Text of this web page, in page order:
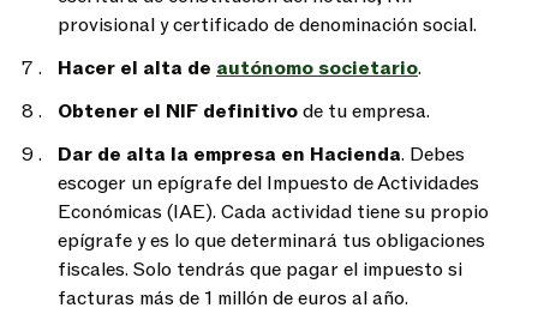
provisional y certificado de denominación social.
Hacer el alta de autónomo societario.
Obtener el NIF definitivode tu empresa.
Dar de alta la empresa en Hacienda. Debes
escoger un epígrafe del Impuesto de Actividades
Económicas (IAE). Cada actividad tiene su propio
epígrafe y es lo que determinará tus obligaciones
fiscales. Solo tendrás que pagar el impuesto si
facturas más de 1 millón de euros al año.